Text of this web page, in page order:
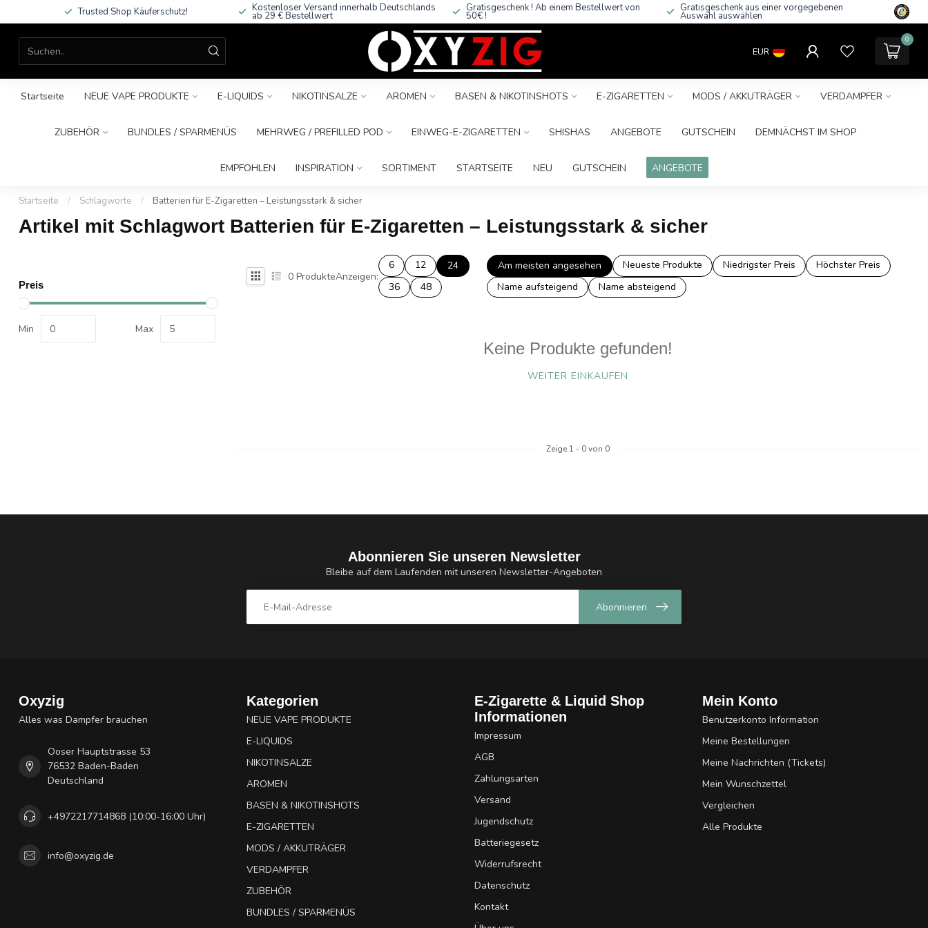
Trusted Shop Käuferschutz! Kostenloser Versand innerhalb Deutschlands
ab 29 € Bestellwert
Gratisgeschenk ! Ab einem Bestellwert von
50€ !
Gratisgeschenk aus einer vorgegebenen
Auswahl auswählen
EUR
0
Startseite NEUE VAPE PRODUKTE E-LIQUIDS NIKOTINSALZE AROMEN BASEN & NIKOTINSHOTS E-ZIGARETTEN MODS / AKKUTRÄGER VERDAMPFER
ZUBEHÖR BUNDLES / SPARMENÜS MEHRWEG / PREFILLED POD EINWEG-E-ZIGARETTEN SHISHAS ANGEBOTE GUTSCHEIN DEMNÄCHST IM SHOP
EMPFOHLEN INSPIRATION SORTIMENT STARTSEITE NEU GUTSCHEIN ANGEBOTE
Startseite / Schlagworte / Batterien für E-Zigaretten – Leistungsstark & sicher
Artikel mit Schlagwort Batterien für E-Zigaretten – Leistungsstark & sicher
Preis
Min Max
0 ProdukteAnzeigen:
6 12
24
36
48
Am meisten angesehen Neueste Produkte Niedrigster Preis
Höchster Preis
Name aufsteigend
Name absteigend
Keine Produkte gefunden!
WEITER EINKAUFEN
Zeige 1 - 0von 0
Abonnieren Sie unseren Newsletter
Bleibe auf dem Laufenden mit unseren Newsletter-Angeboten
Abonnieren
Oxyzig
Alles was Dampfer brauchen
Ooser Hauptstrasse 53
76532 Baden-Baden
Deutschland
+4972217714868 (10:00-16:00 Uhr)
info@oxyzig.de
Kategorien
NEUE VAPE PRODUKTE
E-LIQUIDS
NIKOTINSALZE
AROMEN
BASEN & NIKOTINSHOTS
E-ZIGARETTEN
MODS / AKKUTRÄGER
VERDAMPFER
ZUBEHÖR
BUNDLES / SPARMENÜS
E-Zigarette & Liquid Shop
Informationen
Impressum
AGB
Zahlungsarten
Versand
Jugendschutz
Batteriegesetz
Widerrufsrecht
Datenschutz
Kontakt
Mein Konto
Benutzerkonto Information
Meine Bestellungen
Meine Nachrichten (Tickets)
Mein Wunschzettel
Vergleichen
Alle Produkte